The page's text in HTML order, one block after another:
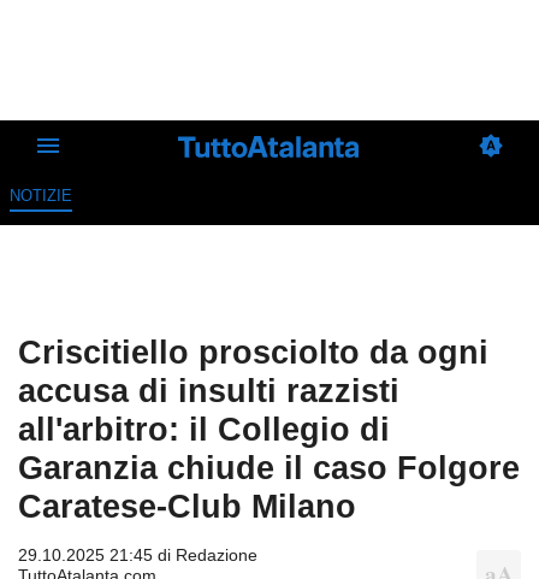
NOTIZIE
Criscitiello prosciolto da ogni
accusa di insulti razzisti
all'arbitro: il Collegio di
Garanzia chiude il caso Folgore
Caratese-Club Milano
29.10.2025 21:45 di Redazione